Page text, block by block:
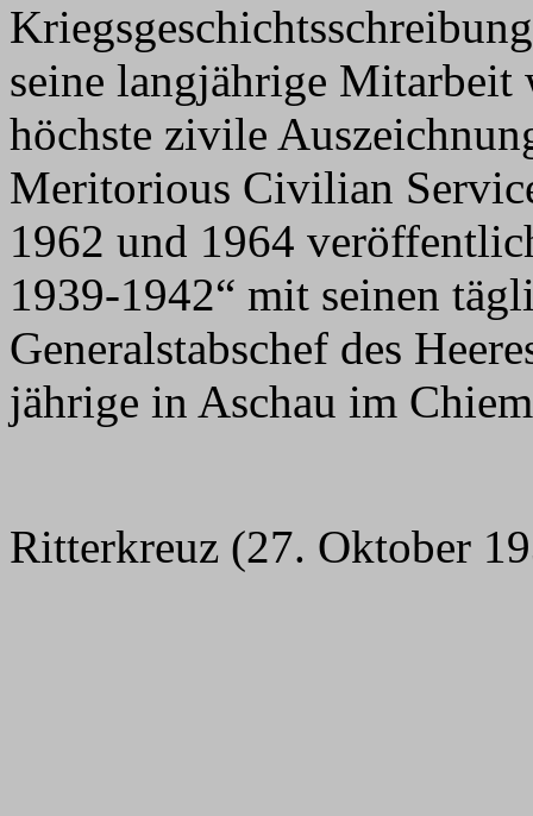
seine langjährige
höchste zivile
Meritorious Civilian
1962 und 1964
1939-1942“ mit seinen
Generalstabschef des
jährige in Aschau im
Ritterkreuz (27. Oktober